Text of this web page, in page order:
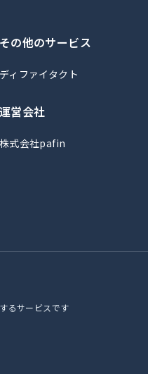
その他のサービス
ディファイタクト
運営会社
株式会社pafin
るサービスです